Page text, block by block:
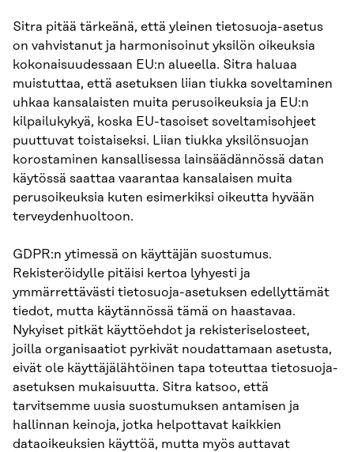
Sitra pitää tärkeänä, että yleinen tietosuoja-asetus
on vahvistanut ja harmonisoinut yksilön oikeuksia
kokonaisuudessaan EU:n alueella. Sitra haluaa
muistuttaa, että asetuksen liian tiukka soveltaminen
uhkaa kansalaisten muita perusoikeuksia ja EU:n
kilpailukykyä, koska EU-tasoiset soveltamisohjeet
puuttuvat toistaiseksi. Liian tiukka yksilönsuojan
korostaminen kansallisessa lainsäädännössä datan
käytössä saattaa vaarantaa kansalaisen muita
perusoikeuksia kuten esimerkiksi oikeutta hyvään
terveydenhuoltoon.
GDPR:n ytimessä on käyttäjän suostumus.
Rekisteröidylle pitäisi kertoa lyhyesti ja
ymmärrettävästi tietosuoja-asetuksen edellyttämät
tiedot, mutta käytännössä tämä on haastavaa.
Nykyiset pitkät käyttöehdot ja rekisteriselosteet,
joilla organisaatiot pyrkivät noudattamaan asetusta,
eivät ole käyttäjälähtöinen tapa toteuttaa tietosuoja-
asetuksen mukaisuutta. Sitra katsoo, että
tarvitsemme uusia suostumuksen antamisen ja
hallinnan keinoja, jotka helpottavat kaikkien
dataoikeuksien käyttöä, mutta myös auttavat